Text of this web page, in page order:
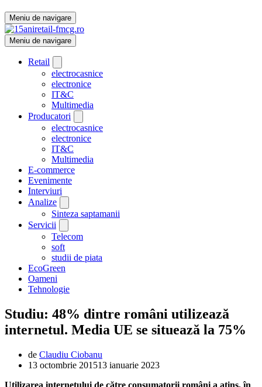
Meniu de navigare
Meniu de navigare
Retail
electrocasnice
electronice
IT&C
Multimedia
Producatori
electrocasnice
electronice
IT&C
Multimedia
E-commerce
Evenimente
Interviuri
Analize
Sinteza saptamanii
Servicii
Telecom
soft
studii de piata
EcoGreen
Oameni
Tehnologie
Studiu: 48% dintre români utilizează
internetul. Media UE se situează la 75%
de Claudiu Ciobanu
13 octombrie 201513 ianuarie 2023
Utilizarea internetului de către consumatorii români a atins, în